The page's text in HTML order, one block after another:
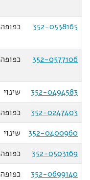
352-0538165
כפופה
352-0577106
כפופה
352-0494583
שינוי
352-0247403
כפופה
352-0400960
שינוי
352-0503169
כפופה
352-0699140
כפופה